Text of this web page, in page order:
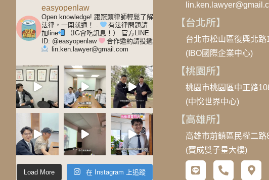
easyopenlaw
Open knowledge! 跟冠頭律師輕鬆了解
法律，一開就通！
.
有法律問題請
加line
（IG會吃訊息！）
官方LINE
ID: @easyopenlaw
合作邀約請投遞
lin.ken.lawyer@gmail.com
Load More 在 Instagram 上追蹤
【台北所】
台北市松山區復興北路
(IBO國際企業中心)
【桃園所】
桃園市桃園區中正路
(中悅世界中心)
【高雄所】
高雄市前鎮區民權二
(寶成雙子星大樓)